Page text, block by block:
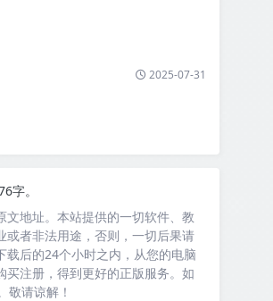
2025-07-31
字。
地址。本站提供的一切软件、教
者非法用途，否则，一切后果请
后的24个小时之内，从您的电脑
注册，得到更好的正版服务。如
请谅解！